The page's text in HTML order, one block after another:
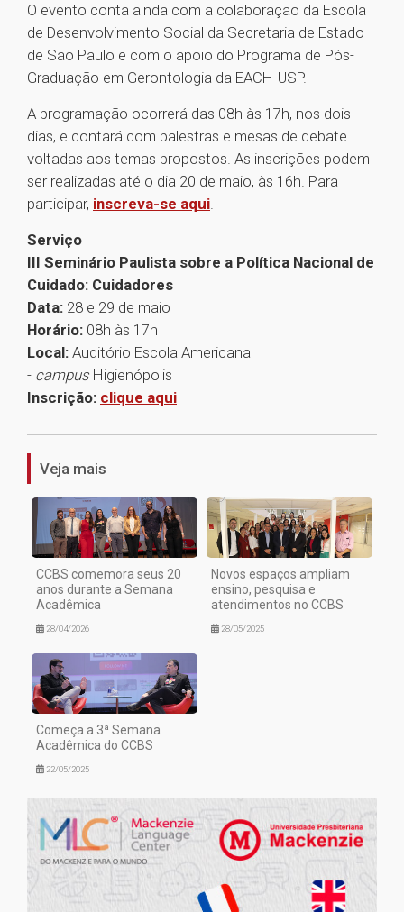
O evento conta ainda com a colaboração da Escola
de Desenvolvimento Social da Secretaria de Estado
de São Paulo e com o apoio do Programa de Pós-
Graduação em Gerontologia da EACH-USP.
A programação ocorrerá das 08h às 17h, nos dois
dias, e contará com palestras e mesas de debate
voltadas aos temas propostos. As inscrições podem
ser realizadas até o dia 20 de maio, às 16h. Para
participar, inscreva-se aqui.
Serviço
III Seminário Paulista sobre a Política Nacional de
Cuidado: Cuidadores
Data: 28 e 29 de maio
Horário: 08h às 17h
Local: Auditório Escola Americana
- campus Higienópolis
Inscrição: clique aqui
Veja mais
CCBS comemora seus 20
anos durante a Semana
Acadêmica
28/04/2026
Novos espaços ampliam
ensino, pesquisa e
atendimentos no CCBS
28/05/2025
Começa a 3ª Semana
Acadêmica do CCBS
22/05/2025